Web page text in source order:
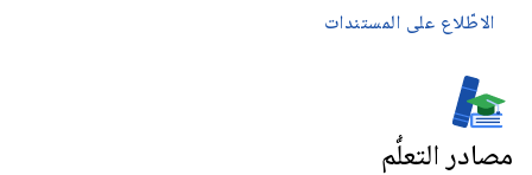
الاطّلاع على المستندات
مصادر التعلُّم